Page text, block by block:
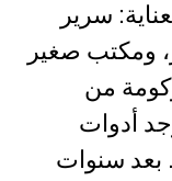
سرير
ومكتب صغير
من
أدوات
بعد سنوات